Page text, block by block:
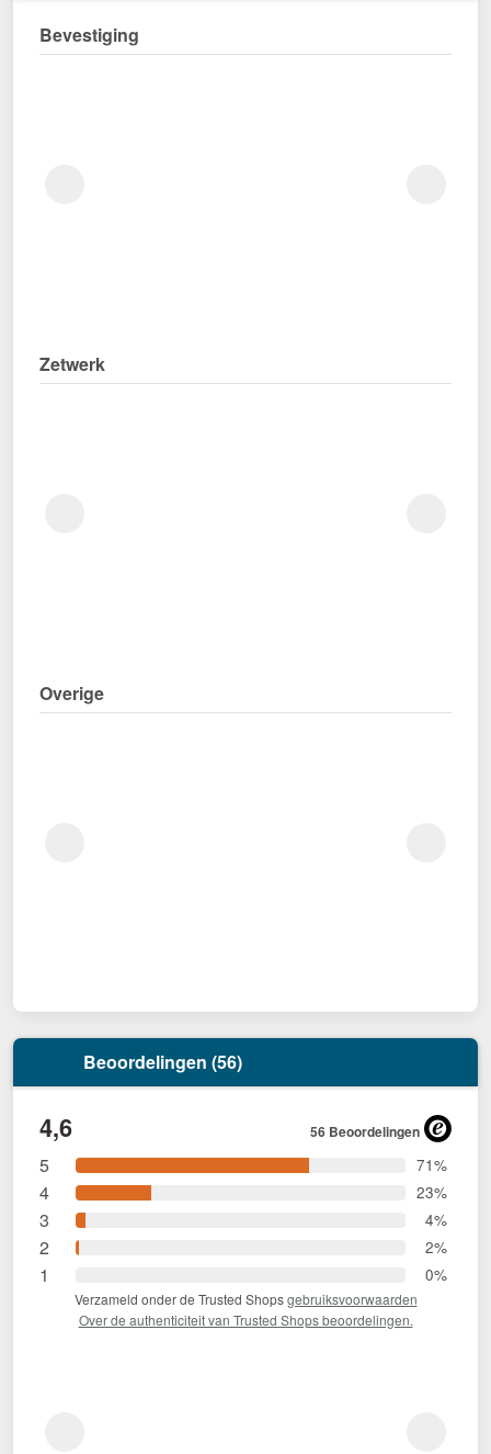
Bevestiging
Zetwerk
Overige
Beoordelingen (56)
4,6 56 Beoordelingen
5 71%
4 23%
3 4%
2 2%
1 0%
Verzameld onder de Trusted Shopsgebruiksvoorwaarden
Over de authenticiteit van Trusted Shops beoordelingen.